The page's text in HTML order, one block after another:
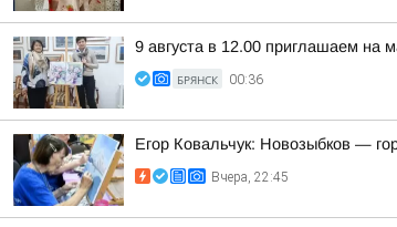
9 августа в 12.00 приглашаем на
БРЯНСК 00:36
Егор Ковальчук: Новозыбков —
Вчера, 22:45